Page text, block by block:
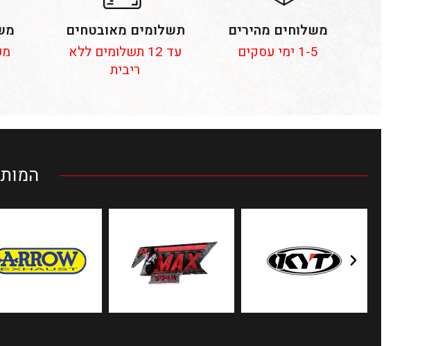
משלוחים מהירים
1-5 ימי עסקים
תשלומים מאובטחים
עד 12 תשלומים ללא
ריבית